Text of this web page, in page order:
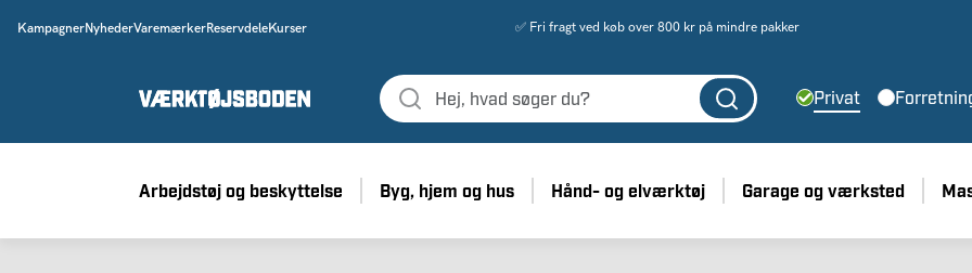
KampagnerNyhederVaremærkerReservdeleKurser ✅ Fri fragt ved køb over 800 kr på mindre pakker
Privat
Arbejdstøj og beskyttelse Byg, hjem og hus Hånd- og elværktøj Garage og værksted